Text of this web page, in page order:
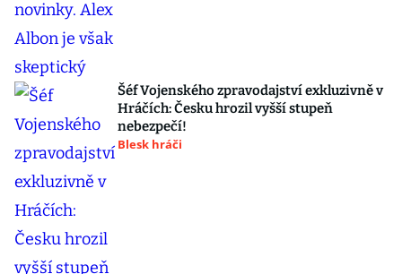
Šéf Vojenského zpravodajství exkluzivně v
Hráčích: Česku hrozil vyšší stupeň
nebezpečí!
Blesk hráči